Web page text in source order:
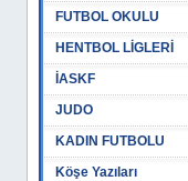
FUTBOL OKULU
HENTBOL LİGLERİ
İASKF
JUDO
KADIN FUTBOLU
Köşe Yazıları